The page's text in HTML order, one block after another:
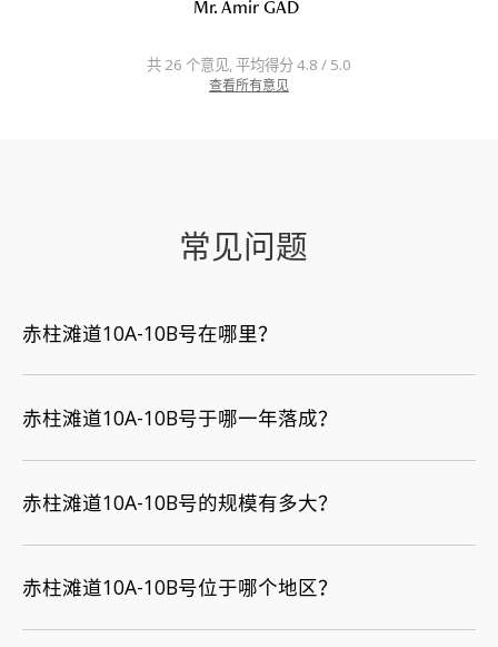
Mr. Amir GAD
共 26 个意见, 平均得分 4.8 / 5.0
查看所有意见
常见问题
赤柱滩道10A-10B号在哪里？
赤柱滩道10A-10B号于哪一年落成？
赤柱滩道10A-10B号的规模有多大？
赤柱滩道10A-10B号位于哪个地区？